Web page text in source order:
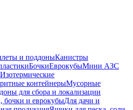
и поддоныКанистры
БочкиЕврокубыМини АЗС
Изотермические
контейнерыМусорные
для сбора и локализации
бочки и еврокубыДля дачи и